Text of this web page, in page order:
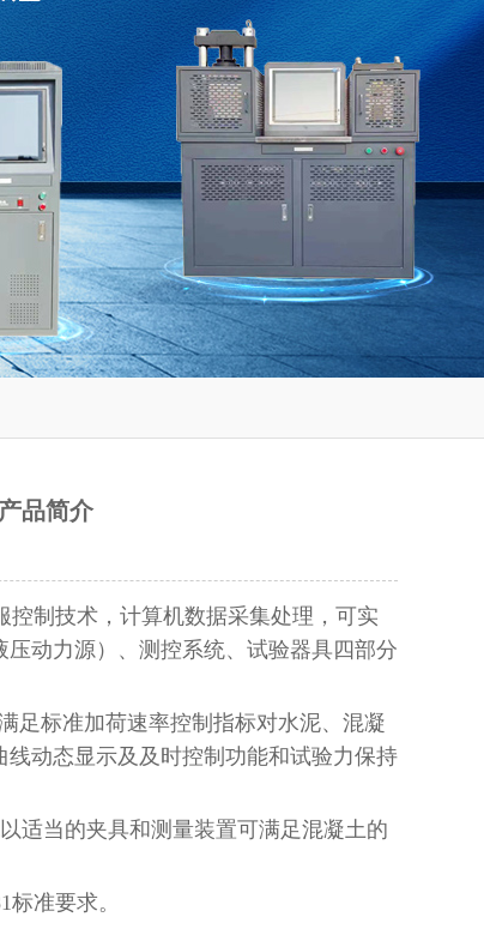
品简介
制技术，计算机数据采集处理，可实
动力源）、测控系统、试验器具四部分
足标准加荷速率控制指标对水泥、混凝
动态显示及及时控制功能和试验力保持
适当的夹具和测量装置可满足混凝土的
标准要求。